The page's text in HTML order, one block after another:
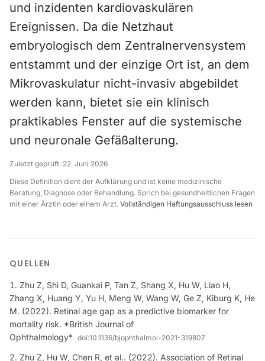
und inzidenten kardiovaskulären
Ereignissen. Da die Netzhaut
embryologisch dem Zentralnervensystem
entstammt und der einzige Ort ist, an dem
Mikrovaskulatur nicht-invasiv abgebildet
werden kann, bietet sie ein klinisch
praktikables Fenster auf die systemische
und neuronale Gefäßalterung.
Zuletzt geprüft: 22. Juni 2026
Diese Definition dient der Aufklärung und ist keine medizinische
Beratung, Diagnose oder Behandlung. Sprich bei gesundheitlichen Fragen
mit einer Ärztin oder einem Arzt. Vollständigen Haftungsausschluss lesen
QUELLEN
Zhu Z, Shi D, Guankai P, Tan Z, Shang X, Hu W, Liao H,
Zhang X, Huang Y, Yu H, Meng W, Wang W, Ge Z, Kiburg K, He
M. (2022). Retinal age gap as a predictive biomarker for
mortality risk. *British Journal of
Ophthalmology* doi:10.1136/bjophthalmol-2021-319807
Zhu Z, Hu W, Chen R, et al.. (2022). Association of Retinal